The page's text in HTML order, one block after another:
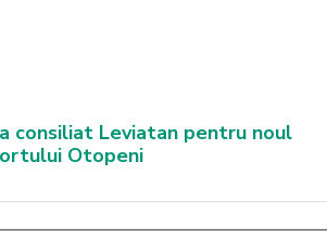
consiliat Leviatan pentru noul
Otopeni